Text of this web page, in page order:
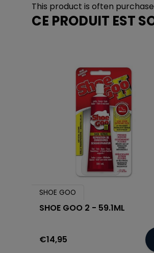
This product is often
CE PRODUIT EST
SHOE GOO
SHOE GOO 2 - 59.1ML
€14,95